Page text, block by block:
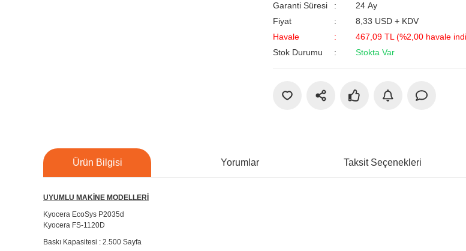
Garanti Süresi
24 Ay
Fiyat
8,33 USD + KDV
Havale
467,09 TL (%2,00 havale
Stok Durumu
Stokta Var
Ürün Bilgisi Yorumlar Taksit Seçenekleri
UYUMLU MAKİNE MODELLERİ
Kyocera EcoSys P2035d
Kyocera FS-1120D
Baskı Kapasitesi : 2.500 Sayfa